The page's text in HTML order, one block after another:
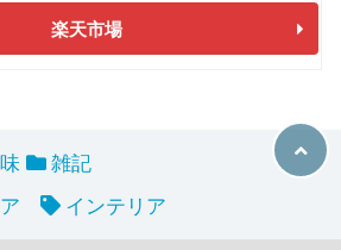
楽天市場
雑記
インテリア